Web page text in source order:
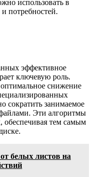
использовать в
потребностей.
эффективное
ключевую роль.
снижение
сократить занимаемое
Эти алгоритмы
обеспечивая тем самым
белых листов на